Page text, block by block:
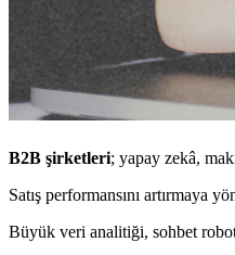
B2B şirketleri; yapay zekâ,
Satış performansını artırmaya
Büyük veri analitiği, sohbet